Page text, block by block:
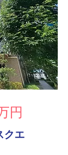
円
クエ